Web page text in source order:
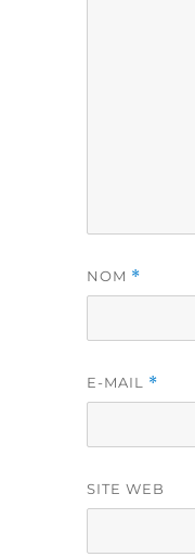
NOM *
E-MAIL *
SITE WEB